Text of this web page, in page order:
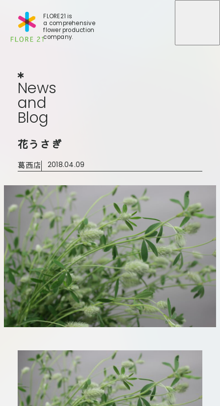
FLORE21 is
a comprehensive
flower production
company.
News
News
and
and
Blog
Blog
花うさぎ
葛西店 2018.04.09
大田本店
大田支店
大田新店
葛西店
板橋店
川崎加工部
会社概要
FLORE
STORY
Gallery
お取引につ
いて
お問い合わ
せ
EN
flore21
official instagram
Tokyo
shokubutsu zufu